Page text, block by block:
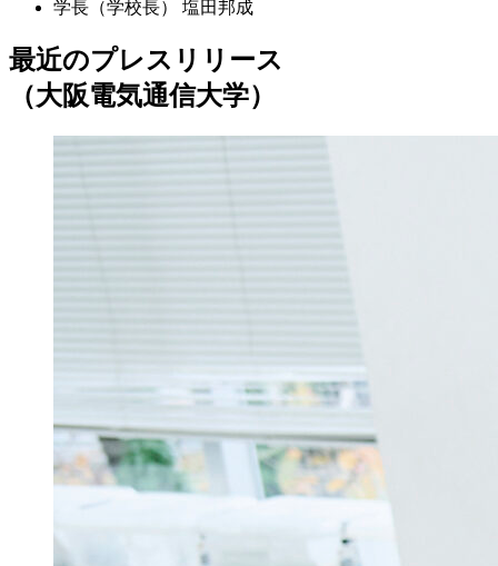
学長（学校長）
塩田邦成
最近のプレスリリース
（大阪電気通信大学）